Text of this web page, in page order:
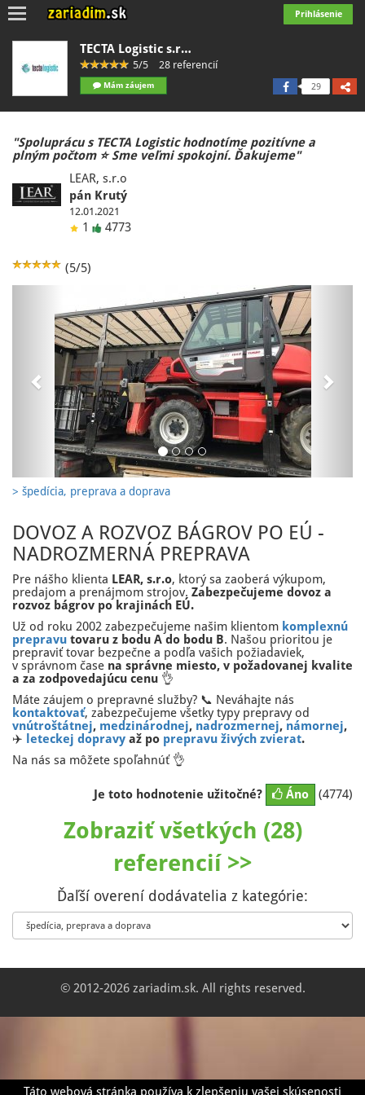
Prihlásenie
Toggle
TECTA Logistic s.r…
5/5 28 referencií
29
Mám záujem
"Spoluprácu s TECTA Logistic hodnotíme pozitívne a
plným počtom ⭐️ Sme veľmi spokojní. Ďakujeme"
LEAR, s.r.o
pán Krutý
12.01.2021
1 4773
(5/5)
> špedícia, preprava a doprava
DOVOZ A ROZVOZ BÁGROV PO EÚ -
NADROZMERNÁ PREPRAVA
Pre nášho klienta LEAR, s.r.o, ktorý sa zaoberá výkupom,
predajom a prenájmom strojov. Zabezpečujeme dovoz a
rozvoz bágrov po krajinách EÚ.
Už od roku 2002 zabezpečujeme našim klientom komplexnú
prepravu tovaru z bodu A do bodu B. Našou prioritou je
prepraviť tovar bezpečne a podľa vašich požiadaviek,
v správnom čase na správne miesto, v požadovanej kvalite
a za zodpovedajúcu cenu 👌
Máte záujem o prepravné služby? 📞 Neváhajte nás
kontaktovať, zabezpečujeme všetky typy prepravy od
vnútroštátnej, medzinárodnej, nadrozmernej, námornej,
✈️ leteckej dopravy až po prepravu živých zvierat.
Na nás sa môžete spoľahnúť 👌
Je toto hodnotenie užitočné? Áno (4774)
Zobraziť všetkých (28)
referencií >>
Ďaľší overení dodávatelia z kategórie:
© 2012-2026 zariadim.sk. All rights reserved.
Táto webová stránka používa k zlepšeniu vašej skúsenosti